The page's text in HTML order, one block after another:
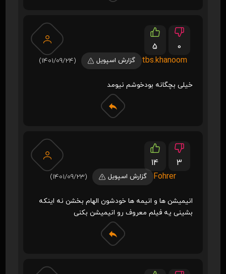
5
0
tbs.khanoom
گزارش اسپویل (1401/09/24)
خیلی بچگانه بودخوشم نیومد
14
3
Fohrer
گزارش اسپویل (1401/09/23)
انیمیشن ها و انیمه ها خودشون الهام بخشن نه اینکه
بشینی یه فیلم معروف رو انیمیشن بکنی